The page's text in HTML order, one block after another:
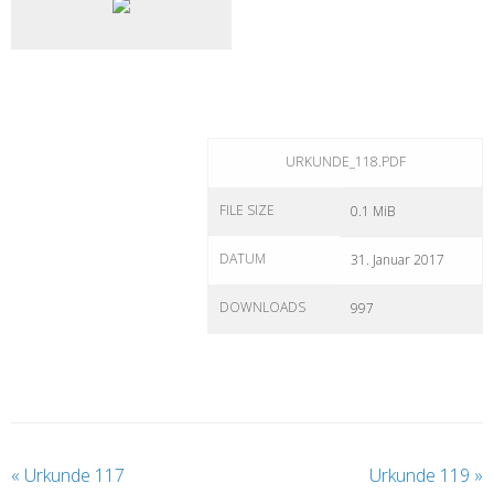
URKUNDE_118.PDF
FILE SIZE 0.1 MiB
DATUM 31. Januar 2017
DOWNLOADS 997
« Urkunde 117 Urkunde 119 »